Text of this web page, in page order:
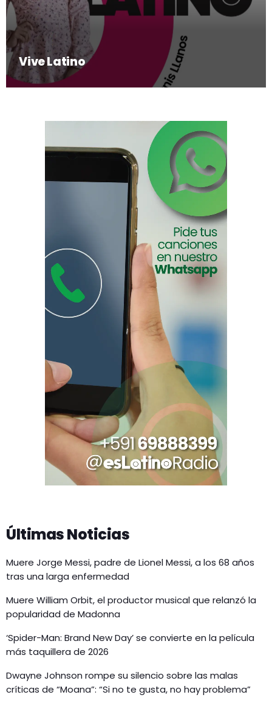
Vive Latino
Últimas Noticias
Muere Jorge Messi, padre de Lionel Messi, a los 68 años
tras una larga enfermedad
Muere William Orbit, el productor musical que relanzó la
popularidad de Madonna
‘Spider-Man: Brand New Day’ se convierte en la película
más taquillera de 2026
Dwayne Johnson rompe su silencio sobre las malas
críticas de “Moana”: “Si no te gusta, no hay problema”